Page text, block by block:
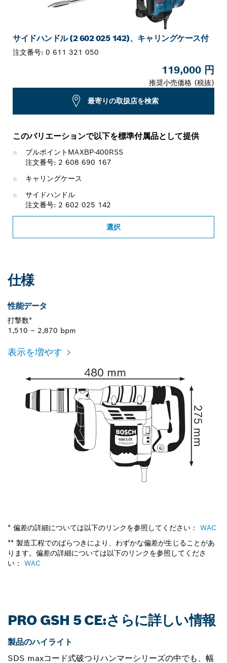
サイドハンドル (2 602 025 142)、キャリングケース付
注文番号: 0 611 321 050
119,000 円
推奨小売価格 (税抜)
最寄りの取扱店を検索
このバリエーションで以下を標準付属品として提供
ブルポイントMAXBP-400RSS
注文番号: 2 608 690 167
キャリングケース
サイドハンドル
注文番号: 2 602 025 142
選択
仕様
性能データ
打撃数*
1,510 – 2,870 bpm
表示を増やす
* 偏差の詳細については以下のリンクを参照してください：
WAC
** 製造工程でのばらつきにより、わずかな偏差が生じることがあ
ります。偏差の詳細については以下のリンクを参照してくださ
い：
WAC
PRO GSH 5 CE:さらに詳しい情報
製品のハイライト
SDS maxコード式破つりハンマーシリーズの中でも、幅